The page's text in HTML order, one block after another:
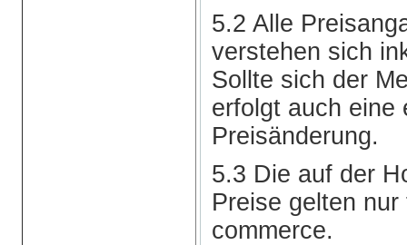
5.2 Alle
verstehen sich
Sollte sich der
erfolgt auch eine
Preisänderung.
5.3 Die auf der
Preise gelten
commerce.